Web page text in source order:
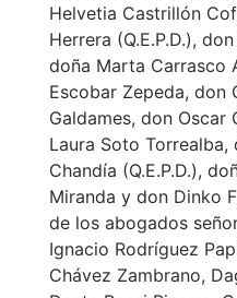
Helvetia Castrillón
Herrera (Q.E.P.D.),
doña Marta Carrasco
Escobar Zepeda, don
Galdames, don Oscar
Laura Soto Torrealba,
Chandía (Q.E.P.D.),
Miranda y don Dinko
de los abogados
Ignacio Rodríguez
Chávez Zambrano,